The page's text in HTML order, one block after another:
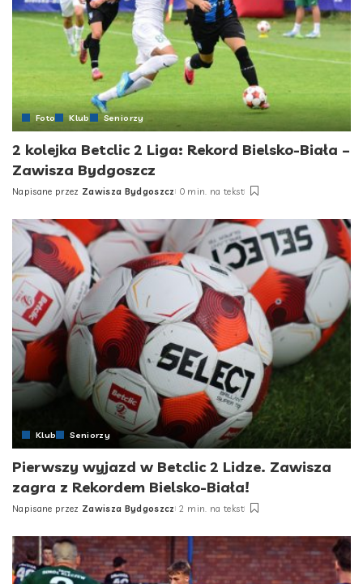
Foto Klub Seniorzy
2 kolejka Betclic 2 Liga: Rekord Bielsko-Biała –
Zawisza Bydgoszcz
Posted
Napisane przez Zawisza Bydgoszcz 0 min. na tekst
Klub Seniorzy
Pierwszy wyjazd w Betclic 2 Lidze. Zawisza
zagra z Rekordem Bielsko-Biała!
Posted
Napisane przez Zawisza Bydgoszcz 2 min. na tekst